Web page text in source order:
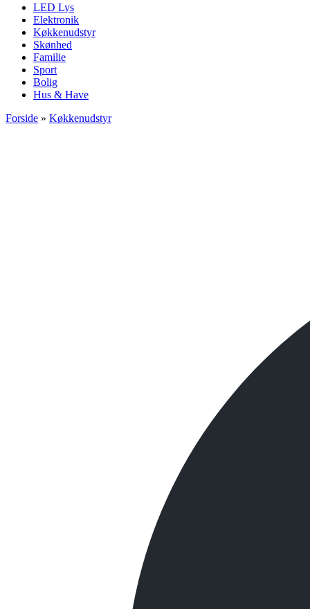
LED Lys
Elektronik
Køkkenudstyr
Skønhed
Familie
Sport
Bolig
Hus & Have
Forside » Køkkenudstyr